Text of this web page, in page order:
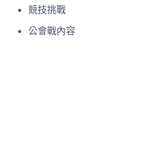
競技挑戰
公會戰內容